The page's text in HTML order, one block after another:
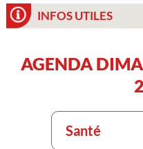
INFOS UTILES
AGENDA
Santé